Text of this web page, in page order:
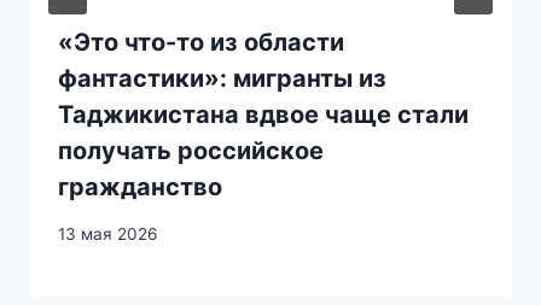
«Это что-то из области
фантастики»: мигранты из
Таджикистана вдвое чаще стали
получать российское
гражданство
13 мая 2026